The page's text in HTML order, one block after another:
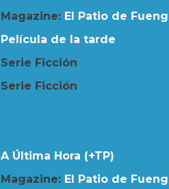
Magazine: El Patio de
Película de la tarde
Serie Ficción
Serie Ficción
A Última Hora (+TP)
Magazine: El Patio de